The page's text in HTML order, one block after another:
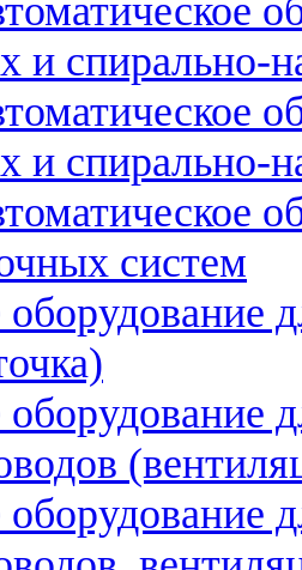
и спирально-
и спирально-
систем